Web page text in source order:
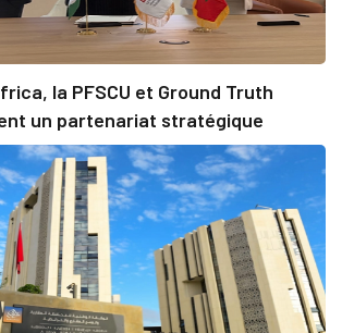
la PFSCU et Ground Truth
un partenariat stratégique